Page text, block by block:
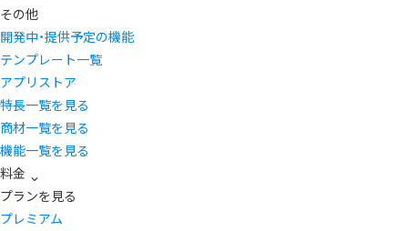
その他
開発中・提供予定の機能
テンプレート一覧
アプリストア
特長一覧を見る
商材一覧を見る
機能一覧を見る
料金
プランを見る
プレミアム